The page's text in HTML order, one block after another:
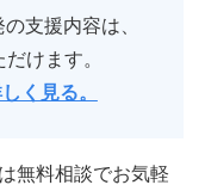
支援内容は、
けます。
く見る。
無料相談でお気軽